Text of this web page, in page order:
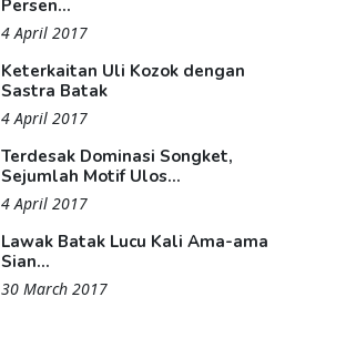
Persen...
4 April 2017
Keterkaitan Uli Kozok dengan
Sastra Batak
4 April 2017
Terdesak Dominasi Songket,
Sejumlah Motif Ulos...
4 April 2017
Lawak Batak Lucu Kali Ama-ama
Sian...
30 March 2017